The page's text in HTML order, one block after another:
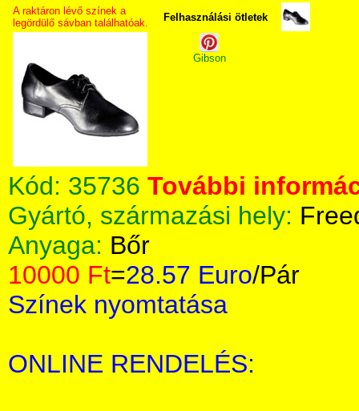
A raktáron lévő színek a
legördülő sávban találhatóak.
Felhasználási ötletek
Gibson
Kód: 35736 További
Gyártó, származási hely:
Anyaga: Bőr
10000 Ft=28.57 Euro/Pár
Színek nyomtatása
ONLINE RENDELÉS: